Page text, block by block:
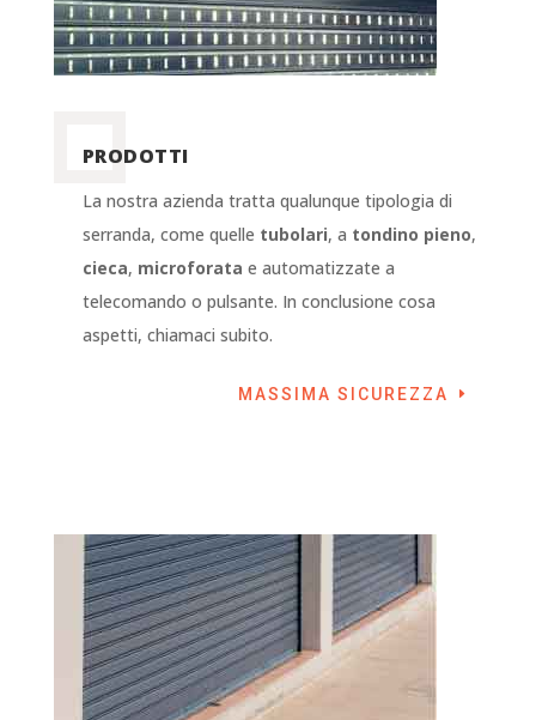
PRODOTTI
La nostra azienda tratta qualunque tipologia di
serranda, come quelle tubolari, a tondino pieno,
cieca, microforata e automatizzate a
telecomando o pulsante. In conclusione cosa
aspetti, chiamaci subito.
MASSIMA SICUREZZA